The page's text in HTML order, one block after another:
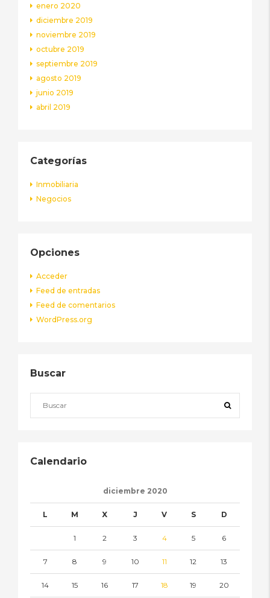
enero 2020
diciembre 2019
noviembre 2019
octubre 2019
septiembre 2019
agosto 2019
junio 2019
abril 2019
Categorías
Inmobiliaria
Negocios
Opciones
Acceder
Feed de entradas
Feed de comentarios
WordPress.org
Buscar
Calendario
diciembre 2020
L M X J V S D
1 2 3 4 5 6
7 8 9 10 11 12 13
14 15 16 17 18 19 20